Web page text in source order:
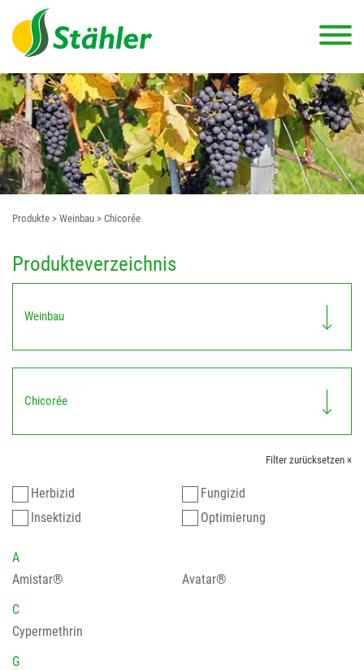
Produkte > Weinbau > Chicorée
Produkteverzeichnis
Weinbau
Chicorée
Filter zurücksetzen ×
Herbizid
Fungizid
Insektizid
Optimierung
A
Amistar®
Avatar®
C
Cypermethrin
G